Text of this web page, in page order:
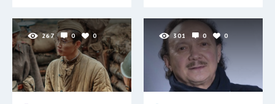
267 0 0 301 0 0